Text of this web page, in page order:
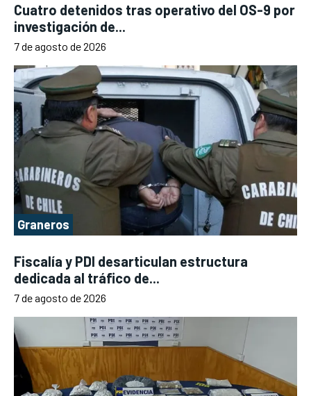
Cuatro detenidos tras operativo del OS-9 por
investigación de...
7 de agosto de 2026
Graneros
Fiscalía y PDI desarticulan estructura
dedicada al tráfico de...
7 de agosto de 2026